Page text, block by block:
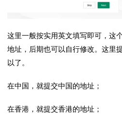
这里一般按实用英文填写即可，这
地址，后期也可以自行修改。这里
以了。
在中国，就提交中国的地址；
在香港，就提交香港的地址；